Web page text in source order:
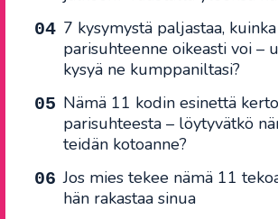
7 kysymystä paljastaa,
parisuhteenne oikeasti voi –
kysyä ne kumppaniltasi?
Nämä 11 kodin esinettä
parisuhteesta – löytyvätkö
teidän kotoanne?
Jos mies tekee nämä 11
hän rakastaa sinua